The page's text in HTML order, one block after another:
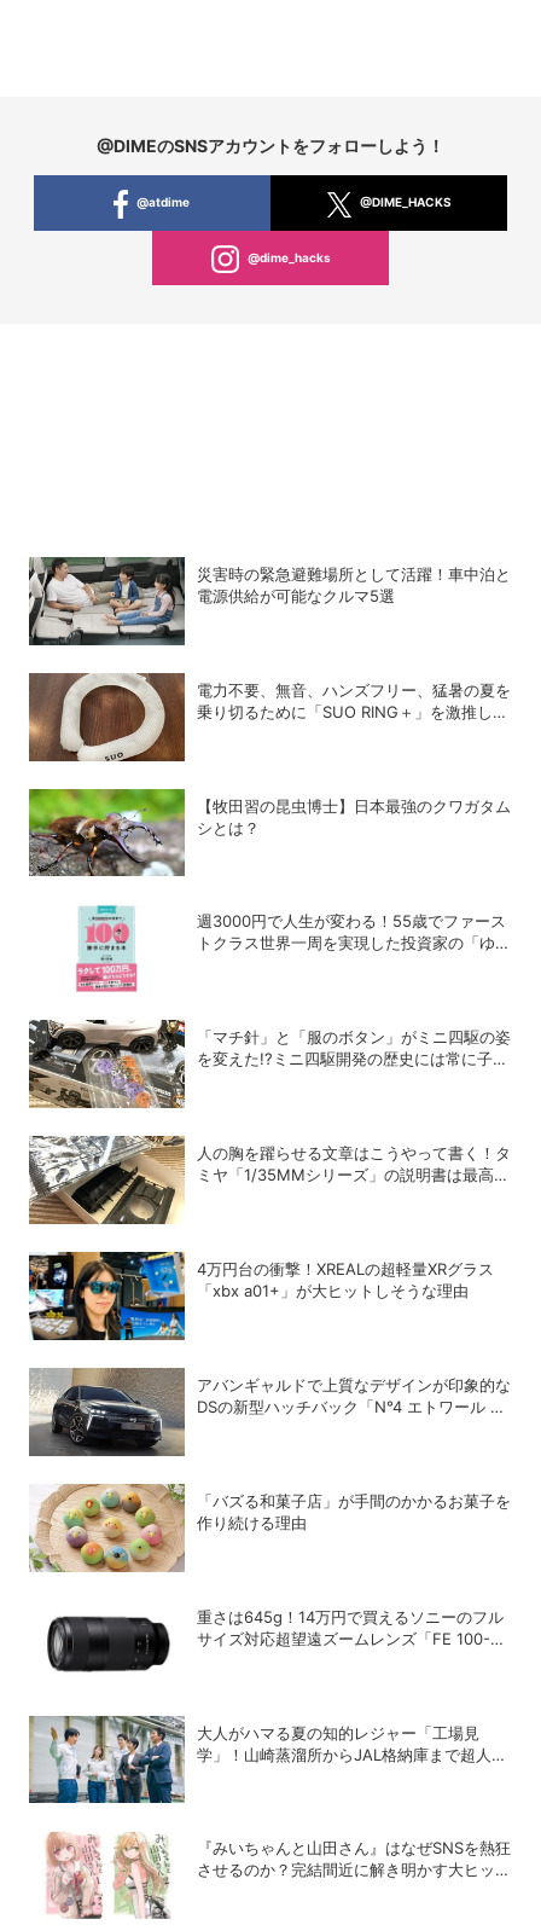
@DIMEのSNSアカウントをフォローしよう！
@atdime @DIME_HACKS
@dime_hacks
災害時の緊急避難場所として活躍！車中泊と
電源供給が可能なクルマ5選
電力不要、無音、ハンズフリー、猛暑の夏を
乗り切るために「SUO RING＋」を激推しし
【牧田習の昆虫博士】日本最強のクワガタム
シとは？
週3000円で人生が変わる！55歳でファース
トクラス世界一周を実現した投資家の「ゆる
「マチ針」と「服のボタン」がミニ四駆の姿
を変えた!?ミニ四駆開発の歴史には常に子ど
人の胸を躍らせる文章はこうやって書く！タ
ミヤ「1/35MMシリーズ」の説明書は最高の
4万円台の衝撃！XREALの超軽量XRグラス
「xbx a01+」が大ヒットしそうな理由
アバンギャルドで上質なデザインが印象的な
DSの新型ハッチバック「N°4 エトワール ハ
「バズる和菓子店」が手間のかかるお菓子を
作り続ける理由
重さは645g！14万円で買えるソニーのフル
サイズ対応超望遠ズームレンズ「FE 100-
大人がハマる夏の知的レジャー「工場見
学」！山崎蒸溜所からJAL格納庫まで超人気
『みいちゃんと山田さん』はなぜSNSを熱狂
させるのか？完結間近に解き明かす大ヒット